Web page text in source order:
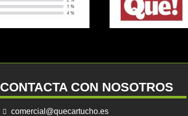
CONTACTA CON NOSOTROS
comercial@quecartucho.es